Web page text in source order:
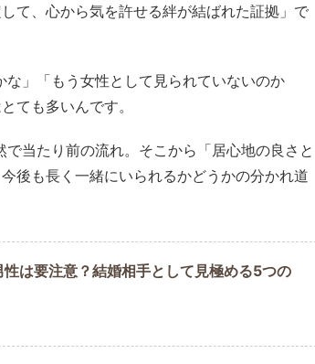
て、心から気を許せる絆が結ばれた証拠」で
」「もう女性として見られていないのか
ても多いんです。
当たり前の流れ。そこから「居心地の良さと
後も長く一緒にいられるかどうかの分かれ道
は要注意？結婚相手として見極める5つの